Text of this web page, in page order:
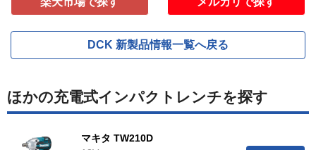
DCK 新製品情報一覧へ戻る
ほかの充電式インパクトレンチを探す
マキタ TW210D